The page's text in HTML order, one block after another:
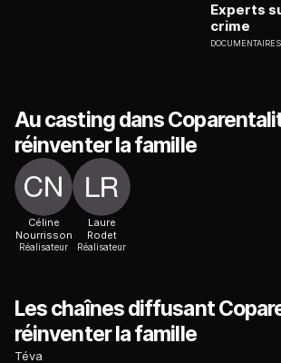
Experts
crime
DOCUMENTAIRES
Au casting dans
réinventer la famille
Céline
Nourrisson
Réalisateur
Laure
Rodet
Réalisateur
Les chaînes diffusant
réinventer la famille
Téva